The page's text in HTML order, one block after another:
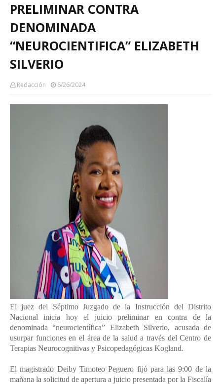
PRELIMINAR CONTRA
DENOMINADA
“NEUROCIENTIFICA” ELIZABETH
SILVERIO
Redacción 6/26/2024
El juez del Séptimo Juzgado de la Instrucción del Distrito
Nacional inicia hoy el juicio preliminar en contra de la
denominada “neurocientífica” Elizabeth Silverio, acusada de
usurpar funciones en el área de la salud a través del Centro de
Terapias Neurocognitivas y Psicopedagógicas Kogland.
El magistrado Deiby Timoteo Peguero fijó para las 9:00 de la
mañana la solicitud de apertura a juicio presentada por la Fiscalía